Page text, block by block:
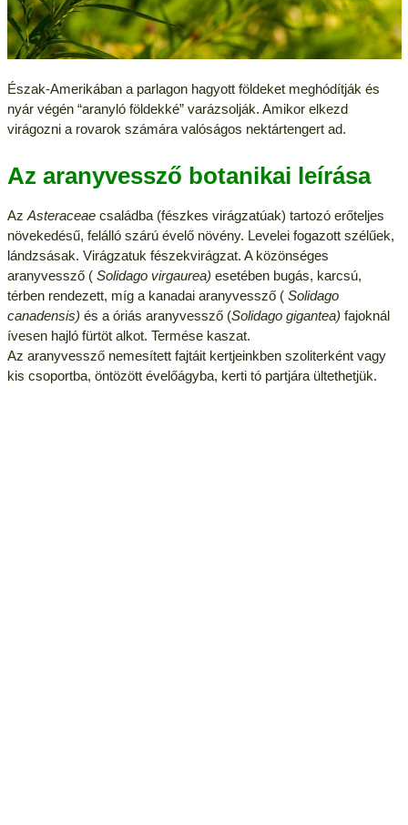
Észak-Amerikában a parlagon hagyott földeket meghódítják és
nyár végén “aranyló földekké” varázsolják. Amikor elkezd
virágozni a rovarok számára valóságos nektártengert ad.
Az aranyvessző botanikai leírása
Az Asteraceaecsaládba (fészkes virágzatúak) tartozó erőteljes
növekedésű, felálló szárú évelő növény. Levelei fogazott szélűek,
lándzsásak. Virágzatuk fészekvirágzat. A közönséges
aranyvessző ( Solidago virgaurea) esetében bugás, karcsú,
térben rendezett, míg a kanadai aranyvessző ( Solidago
canadensis) és a óriás aranyvessző (Solidago gigantea) fajoknál
ívesen hajló fürtöt alkot. Termése kaszat.
Az aranyvessző nemesített fajtáit kertjeinkben szoliterként vagy
kis csoportba, öntözött évelőágyba, kerti tó partjára ültethetjük.